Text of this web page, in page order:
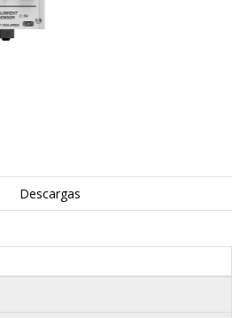
Descargas